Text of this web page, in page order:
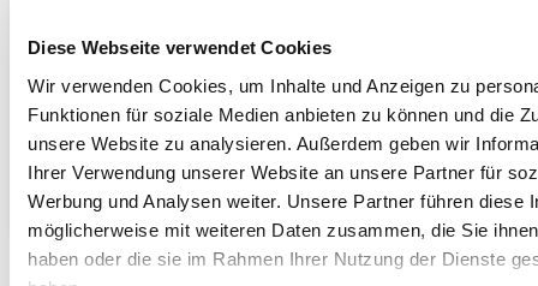
Diese Webseite verwendet Cookies
Wir verwenden Cookies, um Inhalte und Anzeigen zu
Funktionen für soziale Medien anbieten zu können und die
unsere Website zu analysieren. Außerdem geben wir
Ihrer Verwendung unserer Website an unsere Partner für
Werbung und Analysen weiter. Unsere Partner führen diese
möglicherweise mit weiteren Daten zusammen, die Sie
haben oder die sie im Rahmen Ihrer Nutzung der Dienste